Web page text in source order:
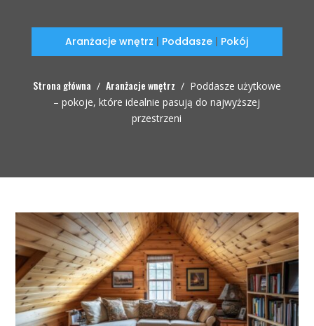
Aranżacje wnętrz | Poddasze | Pokój
Strona główna / Aranżacje wnętrz / Poddasze użytkowe
– pokoje, które idealnie pasują do najwyższej
przestrzeni